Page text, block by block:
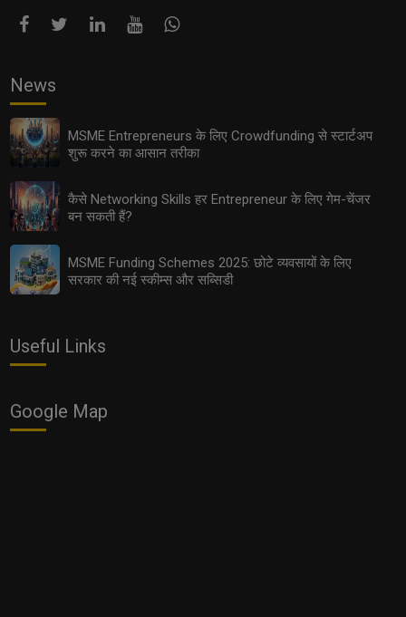
Export Opportunities 2025: छोटे उद्योगों के लिए इंटरनेशनल
मार्केट तक पहुँचने के आसान तरीके
और फायदेमंद बिज़नेस ऑप्शन
News
MSME Entrepreneurs के लिए Crowdfunding से स्टार्टअप
शुरू करने का आसान तरीका
कैसे Networking Skills हर Entrepreneur के लिए गेम-चेंजर
बन सकती हैं?
MSME Funding Schemes 2025: छोटे व्यवसायों के लिए
सरकार की नई स्कीम्स और सब्सिडी
Useful Links
Google Map